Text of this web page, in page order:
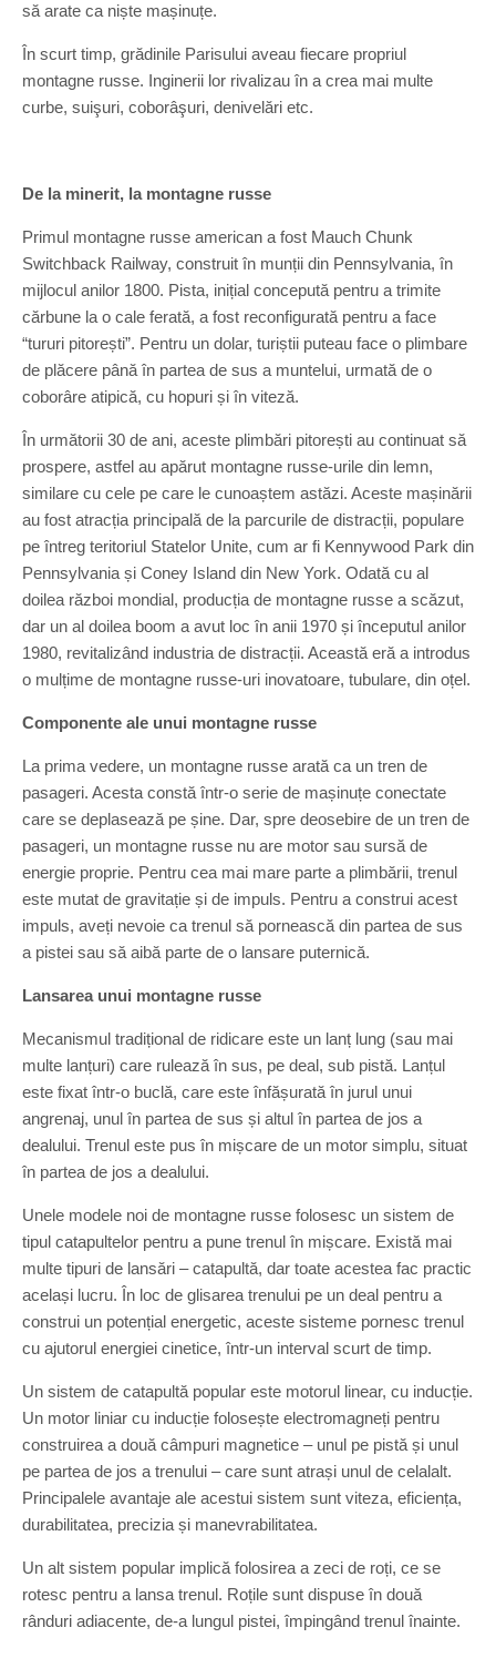
să arate ca niște mașinuțe.
În scurt timp, grădinile Parisului aveau fiecare propriul
montagne russe. Inginerii lor rivalizau în a crea mai multe
curbe, suişuri, coborâşuri, denivelări etc.
De la minerit, la montagne russe
Primul montagne russe american a fost Mauch Chunk
Switchback Railway, construit în munții din Pennsylvania, în
mijlocul anilor 1800. Pista, inițial concepută pentru a trimite
cărbune la o cale ferată, a fost reconfigurată pentru a face
“tururi pitorești”. Pentru un dolar, turiștii puteau face o plimbare
de plăcere până în partea de sus a muntelui, urmată de o
coborâre atipică, cu hopuri și în viteză.
În următorii 30 de ani, aceste plimbări pitorești au continuat să
prospere, astfel au apărut montagne russe-urile din lemn,
similare cu cele pe care le cunoaștem astăzi. Aceste mașinării
au fost atracția principală de la parcurile de distracții, populare
pe întreg teritoriul Statelor Unite, cum ar fi Kennywood Park din
Pennsylvania și Coney Island din New York. Odată cu al
doilea război mondial, producția de montagne russe a scăzut,
dar un al doilea boom a avut loc în anii 1970 și începutul anilor
1980, revitalizând industria de distracții. Această eră a introdus
o mulțime de montagne russe-uri inovatoare, tubulare, din oțel.
Componente ale unui montagne russe
La prima vedere, un montagne russe arată ca un tren de
pasageri. Acesta constă într-o serie de mașinuțe conectate
care se deplasează pe șine. Dar, spre deosebire de un tren de
pasageri, un montagne russe nu are motor sau sursă de
energie proprie. Pentru cea mai mare parte a plimbării, trenul
este mutat de gravitație și de impuls. Pentru a construi acest
impuls, aveți nevoie ca trenul să pornească din partea de sus
a pistei sau să aibă parte de o lansare puternică.
Lansarea unui montagne russe
Mecanismul tradițional de ridicare este un lanț lung (sau mai
multe lanțuri) care rulează în sus, pe deal, sub pistă. Lanțul
este fixat într-o buclă, care este înfășurată în jurul unui
angrenaj, unul în partea de sus și altul în partea de jos a
dealului. Trenul este pus în mișcare de un motor simplu, situat
în partea de jos a dealului.
Unele modele noi de montagne russe folosesc un sistem de
tipul catapultelor pentru a pune trenul în mișcare. Există mai
multe tipuri de lansări – catapultă, dar toate acestea fac practic
același lucru. În loc de glisarea trenului pe un deal pentru a
construi un potențial energetic, aceste sisteme pornesc trenul
cu ajutorul energiei cinetice, într-un interval scurt de timp.
Un sistem de catapultă popular este motorul linear, cu inducție.
Un motor liniar cu inducție folosește electromagneți pentru
construirea a două câmpuri magnetice – unul pe pistă și unul
pe partea de jos a trenului – care sunt atrași unul de celalalt.
Principalele avantaje ale acestui sistem sunt viteza, eficiența,
durabilitatea, precizia și manevrabilitatea.
Un alt sistem popular implică folosirea a zeci de roți, ce se
rotesc pentru a lansa trenul. Roțile sunt dispuse în două
rânduri adiacente, de-a lungul pistei, împingând trenul înainte.